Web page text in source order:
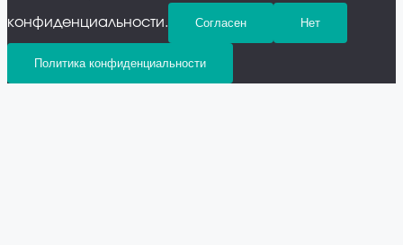
конфиденциальности. Согласен Нет
Политика конфиденциальности